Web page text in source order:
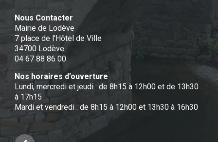
Nous Contacter
Mairie de Lodève
7 place de l'Hôtel de Ville
34700 Lodève
04 67 88 86 00
Nos horaires d’ouverture
Lundi, mercredi et jeudi : de 8h15 à 12h00 et de 13h30
à 17h15
Mardi et vendredi : de 8h15 à 12h00 et 13h30 à 16h30